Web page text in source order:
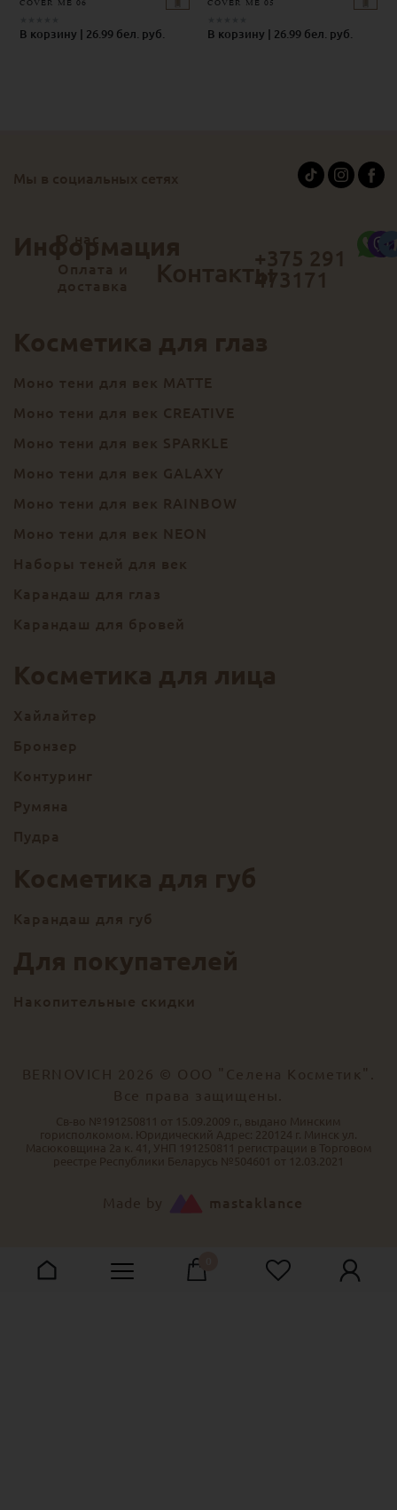
В корзину | 26.99 бел. руб. В корзину | 26.99 бел. руб.
Мы в социальных сетях
Информация
О нас
Оплата и
доставка
Контакты+375 291
473171
Косметика для глаз
Моно тени для век MATTE
Моно тени для век CREATIVE
Моно тени для век SPARKLE
Моно тени для век GALAXY
Моно тени для век RAINBOW
Моно тени для век NEON
Наборы теней для век
Карандаш для глаз
Карандаш для бровей
Косметика для лица
Хайлайтер
Бронзер
Контуринг
Румяна
Пудра
Косметика для губ
Карандаш для губ
Для покупателей
Накопительные скидки
BERNOVICH 2026 © ООО "Селена Косметик".
Все права защищены.
Св-во №191250811 от 15.09.2009 г., выдано Минским
горисполкомом. Юридический Адрес: 220124 г. Минск ул.
Масюковщина 2а к. 41, УНП 191250811 регистрации в Торговом
реестре Республики Беларусь №504601 от 12.03.2021
Made by mastaklance